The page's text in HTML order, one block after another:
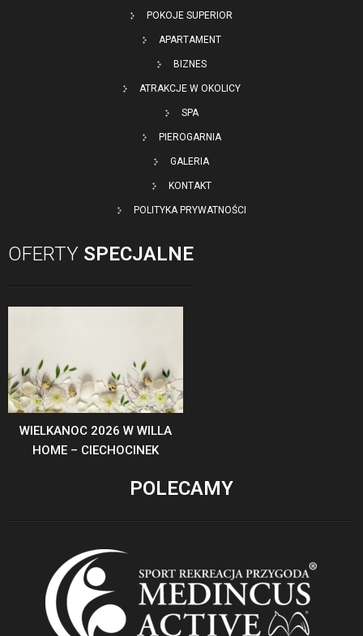
POKOJE SUPERIOR
APARTAMENT
BIZNES
ATRAKCJE W OKOLICY
SPA
PIEROGARNIA
GALERIA
KONTAKT
POLITYKA PRYWATNOŚCI
OFERTY SPECJALNE
WIELKANOC 2026 W WILLA
HOME – CIECHOCINEK
POLECAMY